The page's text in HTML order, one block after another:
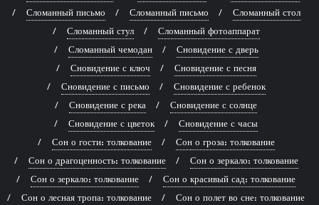
Сломанный письмо Сломанный письмо
Сломанный стол
Сломанный стул
Сломанный фотоаппарат
Сломанный чемодан
Сновидение с дверь
Сновидение с ключ
Сновидение с песня
Сновидение с письмо
Сновидение с ребенок
Сновидение с река
Сновидение с солнце
Сновидение с цветок
Сновидение с часы
Сон о гости: толкование
Сон о гроза: толкование
Сон о драгоценность: толкование
Сон о зеркало: толкование
Сон о зеркало: толкование
Сон о красивый сад: толкование
Сон о лесная тропа: толкование
Сон о полет во сне: толкование